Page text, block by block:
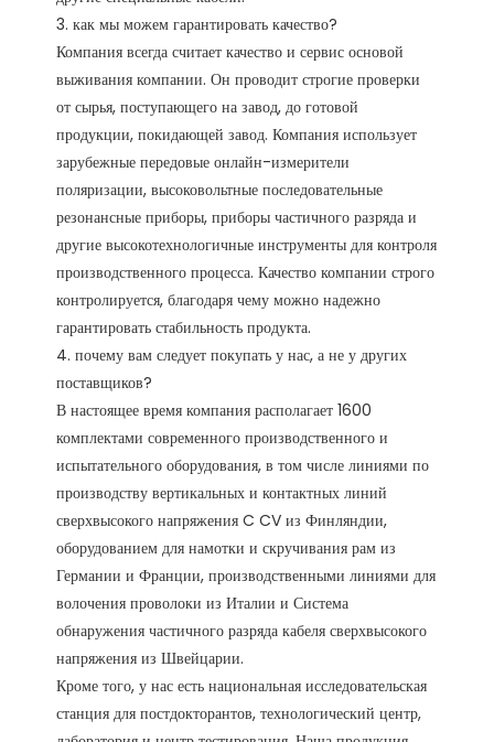
3. как мы можем гарантировать качество?
Компания всегда считает качество и сервис основой
выживания компании. Он проводит строгие проверки
от сырья, поступающего на завод, до готовой
продукции, покидающей завод. Компания использует
зарубежные передовые онлайн-измерители
поляризации, высоковольтные последовательные
резонансные приборы, приборы частичного разряда и
другие высокотехнологичные инструменты для контроля
производственного процесса. Качество компании строго
контролируется, благодаря чему можно надежно
гарантировать стабильность продукта.
4. почему вам следует покупать у нас, а не у других
поставщиков?
В настоящее время компания располагает 1600
комплектами современного производственного и
испытательного оборудования, в том числе линиями по
производству вертикальных и контактных линий
сверхвысокого напряжения C CV из Финляндии,
оборудованием для намотки и скручивания рам из
Германии и Франции, производственными линиями для
волочения проволоки из Италии и Система
обнаружения частичного разряда кабеля сверхвысокого
напряжения из Швейцарии.
Кроме того, у нас есть национальная исследовательская
станция для постдокторантов, технологический центр,